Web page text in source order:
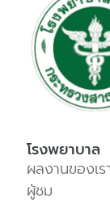
โรงพยาบาล
ผลงานของเ
ผู้ชม